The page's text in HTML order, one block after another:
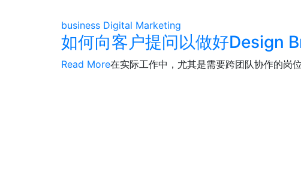
business Digital Marketing
如何向客户提问以做好Design
在实际工作中，尤其是需要跨团队协作的岗
Read More